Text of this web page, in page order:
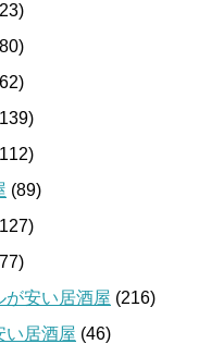
(89)
が安い居酒屋 (216)
い居酒屋 (46)